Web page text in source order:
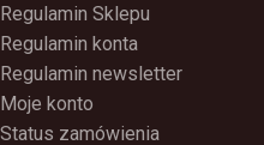
Regulamin Sklepu
Regulamin konta
Regulamin newsletter
Moje konto
Status zamówienia